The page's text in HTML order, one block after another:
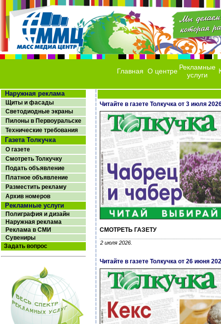
Главная О центре Рекламные
услуги
Наружная реклама
Щиты и фасады
Светодиодные экраны
Пилоны в Первоуральске
Технические требования
Газета Толкучка
О газете
Смотреть Толкучку
Подать объявление
Платное объявление
Разместить рекламу
Архив номеров
Рекламные услуги
Полиграфия и дизайн
Наружная реклама
Реклама в СМИ
Сувениры
Задать вопрос
Читайте в газете Толкучка от 3 июля
СМОТРЕТЬ ГАЗЕТУ
2 июля 2026.
Читайте в газете Толкучка от 26 июня